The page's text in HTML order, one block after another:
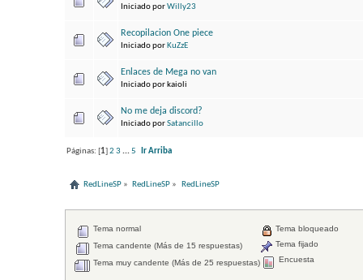
Iniciado porWilly23
Recopilacion One piece
Iniciado por KuZzE
Enlaces de Mega no van
Iniciado por kaioli
No me deja discord?
Iniciado porSatancillo
Páginas: [1] 2 3 ...5 Ir Arriba
RedLineSP » RedLineSP » RedLineSP
Tema normal
Tema candente (Más de 15 respuestas)
Tema muy candente (Más de 25 respuestas)
Tema bloqueado
Tema fijado
Encuesta